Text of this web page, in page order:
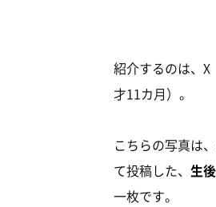
紹介するのは、
才11カ月）。
こちらの写真は
て投稿した、 生
一枚です。